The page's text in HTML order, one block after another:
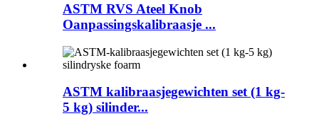
ASTM RVS Ateel Knob
Oanpassingskalibraasje ...
ASTM kalibraasjegewichten set (1 kg-
5 kg) silinder...